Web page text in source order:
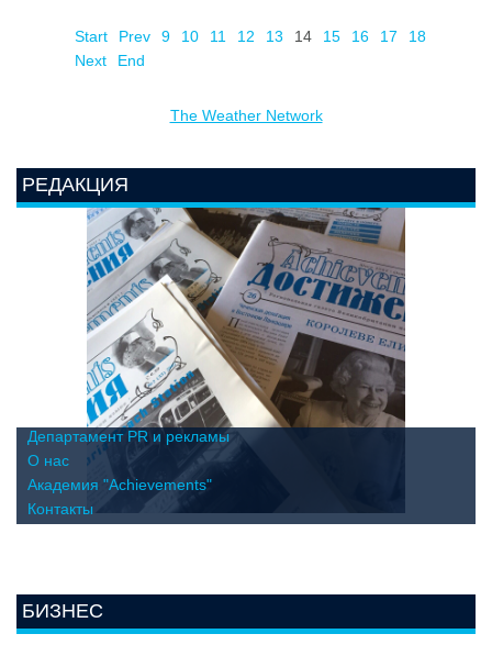
Start Prev 9 10 11 12 13 14 15 16 17
18
Next
End
The Weather Network
РЕДАКЦИЯ
Департамент PR и рекламы
О нас
Академия "Achievements"
Контакты
БИЗНЕС